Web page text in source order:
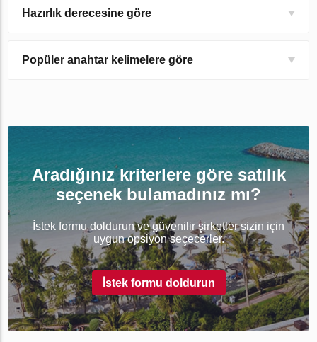
Hazırlık derecesine göre
Popüler anahtar kelimelere göre
Aradığınız kriterlere göre satılık
seçenek bulamadınız mı?
İstek formu doldurun ve güvenilir şirketler sizin için
uygun opsiyon seçecerler.
İstek formu doldurun